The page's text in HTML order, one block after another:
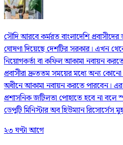
সৌদি আরবে কর্মরত বাংলাদেশি
ঘোষণা দিয়েছে দেশটির সরকার। এখন
নিয়োগকর্তা বা কফিল আকামা নবায়ন
প্রবাসীরা দ্রুততম সময়ের মধ্যে অন্য
অধীনে আকামা নবায়ন করতে পারবেন।
প্রশাসনিক জটিলতা পোহাতে হবে না বলে
ডেপুটি মিনিস্টার অব হিউম্যান রিসোর্সেস
২৩ ঘণ্টা আগে